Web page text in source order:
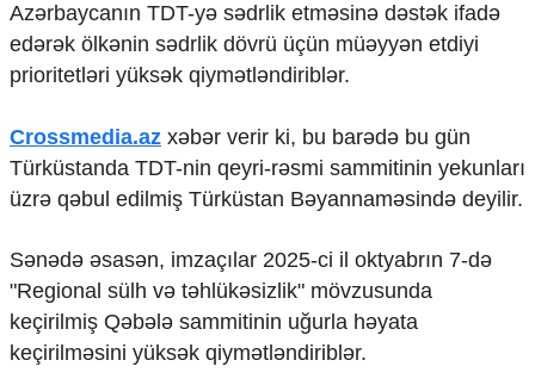
Foto
Video
İnfoqrafika
Humanitar
Elm və təhsil
Mədəniyyət
Yüksəliş hekayəsi
Mədəniyyətimizin Zəfəri
Zəfər Diasporu
Səhiyyə
Ailə və uşaq
Azərbaycanın TDT-yə sədrlik etməsinə dəstək ifadə
edərək ölkənin sədrlik dövrü üçün müəyyən etdiyi
prioritetləri yüksək qiymətləndiriblər.
Crossmedia.az xəbər verir ki, bu barədə bu gün
Türküstanda TDT-nin qeyri-rəsmi sammitinin yekunları
üzrə qəbul edilmiş Türküstan Bəyannaməsində deyilir.
Sənədə əsasən, imzaçılar 2025-ci il oktyabrın 7-də
"Regional sülh və təhlükəsizlik" mövzusunda
keçirilmiş Qəbələ sammitinin uğurla həyata
keçirilməsini yüksək qiymətləndiriblər.